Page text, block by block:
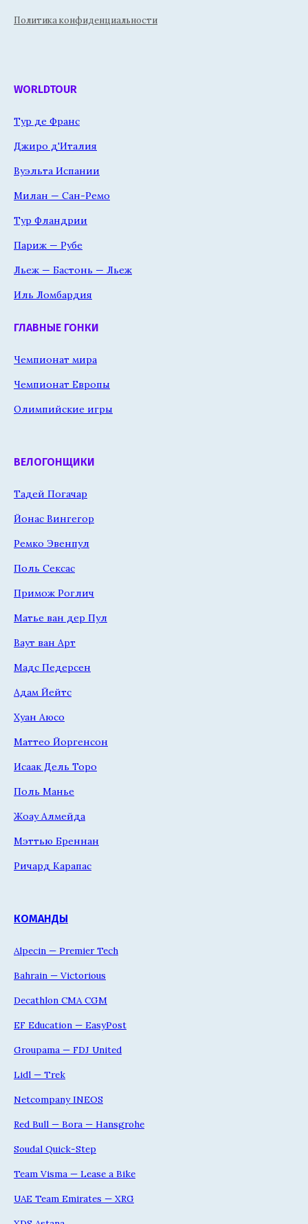
Политика конфиденциальности
WORLDTOUR
Тур де Франс
Джиро д'Италия
Вуэльта Испании
Милан — Сан-Ремо
Тур Фландрии
Париж — Рубе
Льеж — Бастонь — Льеж
Иль Ломбардия
ГЛАВНЫЕ ГОНКИ
Чемпионат мира
Чемпионат Европы
Олимпийские игры
ВЕЛОГОНЩИКИ
Тадей Погачар
Йонас Вингегор
Ремко Эвенпул
Поль Сексас
Примож Роглич
Матье ван дер Пул
Ваут ван Арт
Мадс Педерсен
Адам Йейтс
Хуан Аюсо
Маттео Йоргенсон
Исаак Дель Торо
Поль Манье
Жоау Алмейда
Мэттью Бреннан
Ричард Карапас
КОМАНДЫ
Alpecin — Premier Tech
Bahrain — Victorious
Decathlon CMA CGM
EF Education — EasyPost
Groupama — FDJ United
Lidl — Trek
Netcompany INEOS
Red Bull — Bora — Hansgrohe
Soudal Quick-Step
Team Visma — Lease a Bike
UAE Team Emirates — XRG